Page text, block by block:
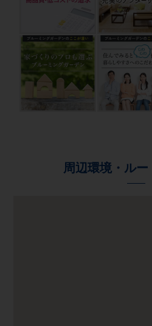
周辺環境・ルー